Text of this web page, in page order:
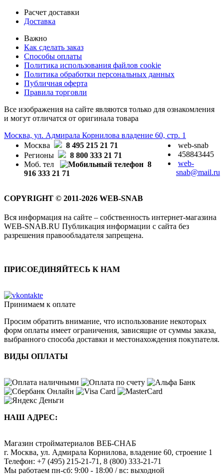
Расчет доставки
Доставка
Важно
Как сделать заказ
Способы оплаты
Политика использования файлов cookie
Политика обработки персональных данных
Публичная оферта
Правила торговли
Все изображения на сайте являются только для ознакомления
и могут отличатся от оригинала товара
Москва, ул. Адмирала Корнилова владение 60, стр. 1
Москва
8 495 215 21 71
Регионы
8 800 333 21 71
Моб. тел
8
916 333 21 71
web-snab
458843445
web-
snab@mail.ru
COPYRIGHT © 2011-2026 WEB-SNAB
Вся информация на сайте – собственность интернет-магазина
WEB-SNAB.RU Публикация информации с сайта без
разрешения правообладателя запрещена.
ПРИСОЕДИНЯЙТЕСЬ К НАМ
Принимаем к оплате
Просим обратить внимание, что использование некоторых
форм оплаты имеет ограничения, зависящие от суммы заказа,
выбранного способа доставки и местонахождения покупателя.
ВИДЫ ОПЛАТЫ
НАШ АДРЕС:
Магазин стройматериалов ВЕБ-СНАБ
г. Москва, ул. Адмирала Корнилова, владение 60, строение 1
Телефон: +7 (495) 215-21-71 , 8 (800) 333-21-71
Мы работаем пн-сб: 9:00 - 18:00 / вс: выходной